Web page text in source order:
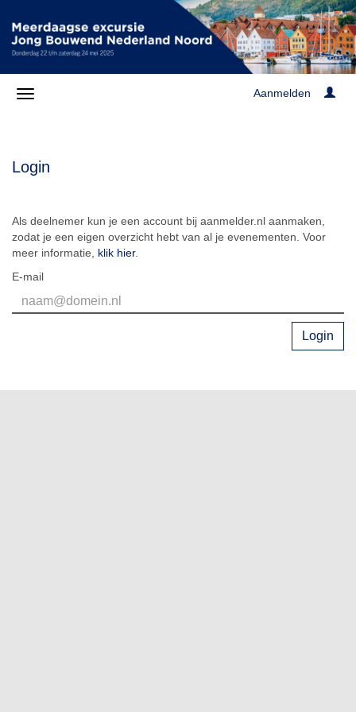
Aanmelden
Login
Als deelnemer kun je een account bij aanmelder.nl aanmaken,
zodat je een eigen overzicht hebt van al je evenementen. Voor
meer informatie, klik hier.
E-mail
Login